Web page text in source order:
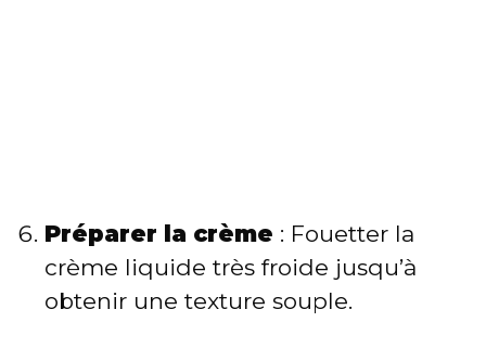
Préparer la crème : Fouetter la
crème liquide très froide jusqu’à
obtenir une texture souple.